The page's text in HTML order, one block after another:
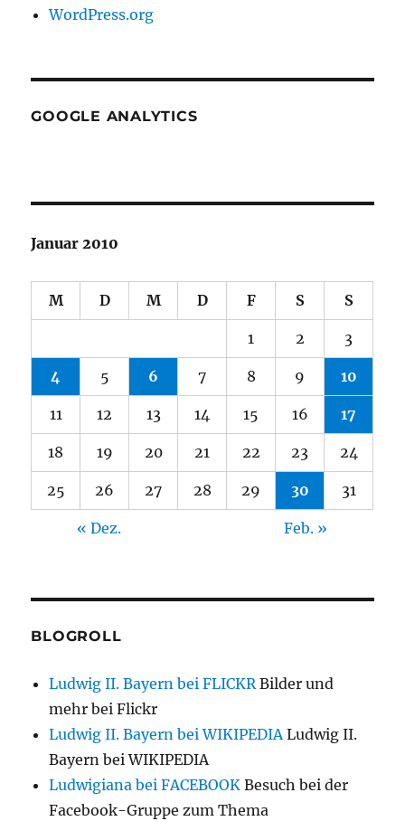
WordPress.org
GOOGLE ANALYTICS
Januar 2010
M D M D F S S
1 2 3
4 5 6 7 8 9 10
11 12 13 14 15 16 17
18 19 20 21 22 23 24
25 26 27 28 29 30 31
« Dez. Feb. »
BLOGROLL
Ludwig II. Bayern bei FLICKRBilder und
mehr bei Flickr
Ludwig II. Bayern bei WIKIPEDIALudwig II.
Bayern bei WIKIPEDIA
Ludwigiana bei FACEBOOK Besuch bei der
Facebook-Gruppe zum Thema